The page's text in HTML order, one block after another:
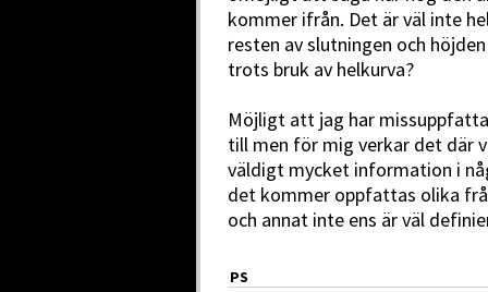
kommer ifrån. Det är väl inte
resten av slutningen och
trots bruk av helkurva?
Möjligt att jag har
till men för mig verkar det där
väldigt mycket information i
det kommer oppfattas olika
och annat inte ens är väl
PS